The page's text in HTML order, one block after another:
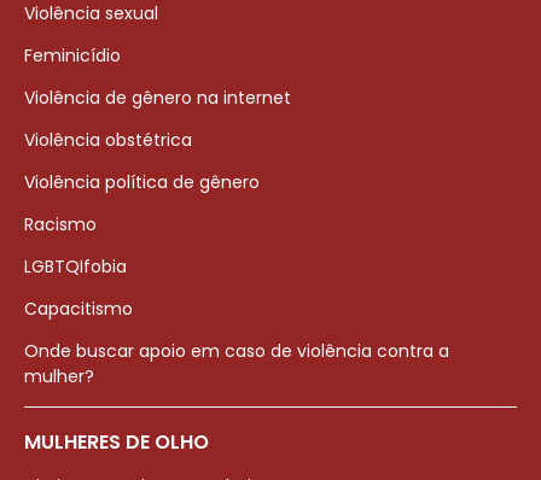
Violência sexual
Feminicídio
Violência de gênero na internet
Violência obstétrica
Violência política de gênero
Racismo
LGBTQIfobia
Capacitismo
Onde buscar apoio em caso de violência contra a
mulher?
MULHERES DE OLHO